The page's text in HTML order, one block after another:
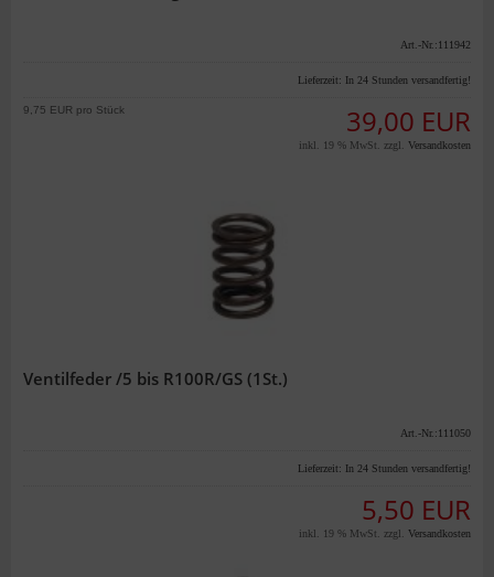
Art.-Nr.:111942
Lieferzeit: In 24 Stunden versandfertig!
39,00 EUR
9,75 EUR pro Stück
inkl. 19 % MwSt. zzgl. Versandkosten
Ventilfeder /5 bis R100R/GS (1St.)
Art.-Nr.:111050
Lieferzeit: In 24 Stunden versandfertig!
5,50 EUR
inkl. 19 % MwSt. zzgl. Versandkosten